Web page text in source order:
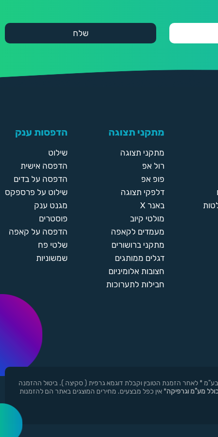
מתקני תצוגה
מתקני תצוגה
רול אפ
פופ אפ
דלפקי תצוגה
באנר X
מולטי קיוב
מעמדים לקאפה
מתקני ברושורים
דגלים ממותגים
חצובות אלומיניום
חבילות לתערוכות
הדפסות ענק
שילוט
הדפסה אישית
הדפסה על בדים
שילוט על פרספקס
מגנט ענק
פוסטרים
הדפסה על קאפה
שלטי פח
שמשוניות
ר.י.ד בע"מ * לאחר הזמנת הטובין וקבלת דוגמא גרפית ( סקיצה ). ביטול ההזמנה
מע"מ וגרפיקה* אין כפל מבצעים. מחירים המוצגים באתר הם להזמנות